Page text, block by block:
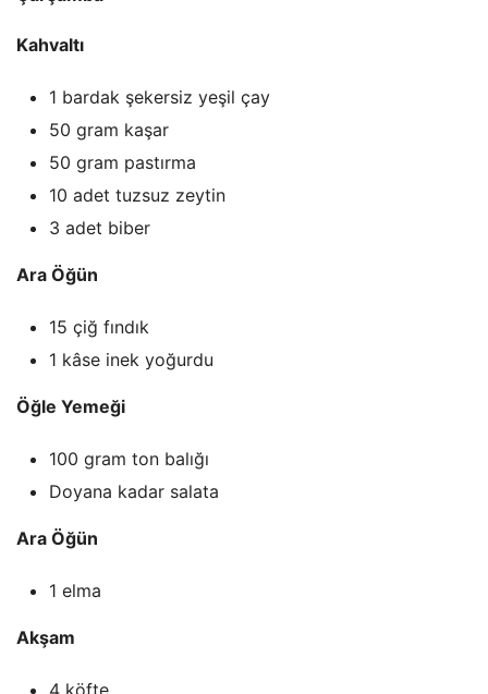
Kahvaltı
1 bardak şekersiz yeşil çay
50 gram kaşar
50 gram pastırma
10 adet tuzsuz zeytin
3 adet biber
Ara Öğün
15 çiğ fındık
1 kâse inek yoğurdu
Öğle Yemeği
100 gram ton balığı
Doyana kadar salata
Ara Öğün
1 elma
Akşam